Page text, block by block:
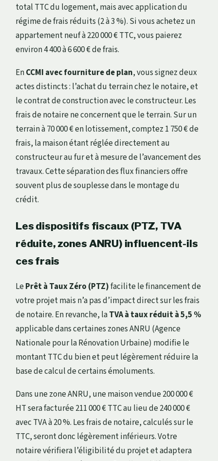
total TTC du logement, mais avec application du
régime de frais réduits (2 à 3 %). Si vous achetez un
appartement neuf à 220 000 € TTC, vous paierez
environ 4 400 à 6 600 € de frais.
EnCCMI avec fourniture de plan, vous signez deux
actes distincts : l’achat du terrain chez le notaire, et
le contrat de construction avec le constructeur. Les
frais de notaire ne concernent que le terrain. Sur un
terrain à 70 000 € en lotissement, comptez 1 750 € de
frais, la maison étant réglée directement au
constructeur au fur et à mesure de l’avancement des
travaux. Cette séparation des flux financiers offre
souvent plus de souplesse dans le montage du
crédit.
Les dispositifs fiscaux (PTZ, TVA
réduite, zones ANRU) influencent-ils
ces frais
LePrêt à Taux Zéro (PTZ)facilite le financement de
votre projet mais n’a pas d’impact direct sur les frais
de notaire. En revanche, laTVA à taux réduit à 5,5 %
applicable dans certaines zones ANRU (Agence
Nationale pour la Rénovation Urbaine) modifie le
montant TTC du bien et peut légèrement réduire la
base de calcul de certains émoluments.
Dans une zone ANRU, une maison vendue 200 000 €
HT sera facturée 211 000 € TTC au lieu de 240 000 €
avec TVA à 20 %. Les frais de notaire, calculés sur le
TTC, seront donc légèrement inférieurs. Votre
notaire vérifiera l’éligibilité du projet et adaptera